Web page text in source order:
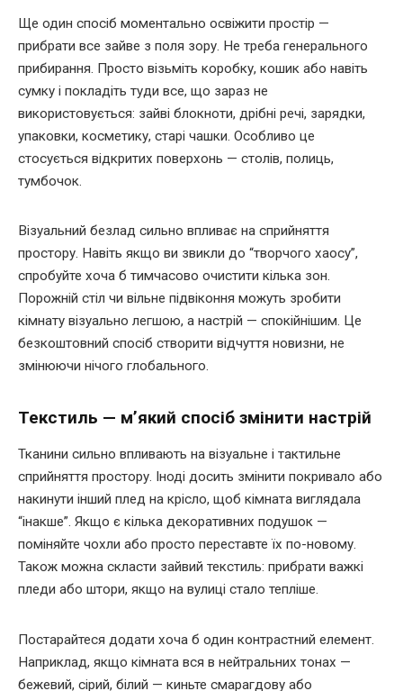
Ще один спосіб моментально освіжити простір —
прибрати все зайве з поля зору. Не треба генерального
прибирання. Просто візьміть коробку, кошик або навіть
сумку і покладіть туди все, що зараз не
використовується: зайві блокноти, дрібні речі, зарядки,
упаковки, косметику, старі чашки. Особливо це
стосується відкритих поверхонь — столів, полиць,
тумбочок.
Візуальний безлад сильно впливає на сприйняття
простору. Навіть якщо ви звикли до “творчого хаосу”,
спробуйте хоча б тимчасово очистити кілька зон.
Порожній стіл чи вільне підвіконня можуть зробити
кімнату візуально легшою, а настрій — спокійнішим. Це
безкоштовний спосіб створити відчуття новизни, не
змінюючи нічого глобального.
Текстиль — м’який спосіб змінити настрій
Тканини сильно впливають на візуальне і тактильне
сприйняття простору. Іноді досить змінити покривало або
накинути інший плед на крісло, щоб кімната виглядала
“інакше”. Якщо є кілька декоративних подушок —
поміняйте чохли або просто переставте їх по-новому.
Також можна скласти зайвий текстиль: прибрати важкі
пледи або штори, якщо на вулиці стало тепліше.
Постарайтеся додати хоча б один контрастний елемент.
Наприклад, якщо кімната вся в нейтральних тонах —
бежевий, сірий, білий — киньте смарагдову або